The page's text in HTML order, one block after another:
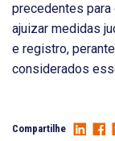
precedentes
ajuizar medidas
e registro,
considerados
Compartilhe